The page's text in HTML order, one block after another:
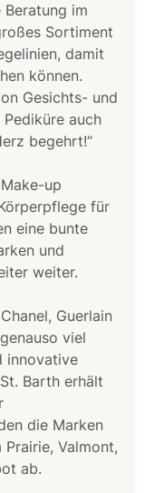
Beratung im
Sortiment
damit
können.
Gesichts- und
auch
begehrt!“
up
für
eine bunte
und
weiter.
Guerlain
viel
innovative
Barth erhält
die Marken
Prairie, Valmont,
ab.